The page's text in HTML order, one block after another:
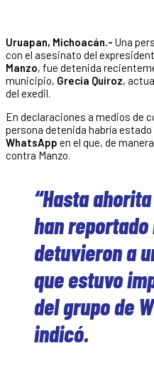
Uruapan, Michoacán.- Una
con el asesinato del
Manzo, fue detenida
municipio, Grecia Quiroz,
del exedil.
En declaraciones a medios de
persona detenida habría
WhatsApp en el que, de
contra Manzo.
“Hasta
han reportado
detuvieron a
que estuvo
del grupo de
indicó.